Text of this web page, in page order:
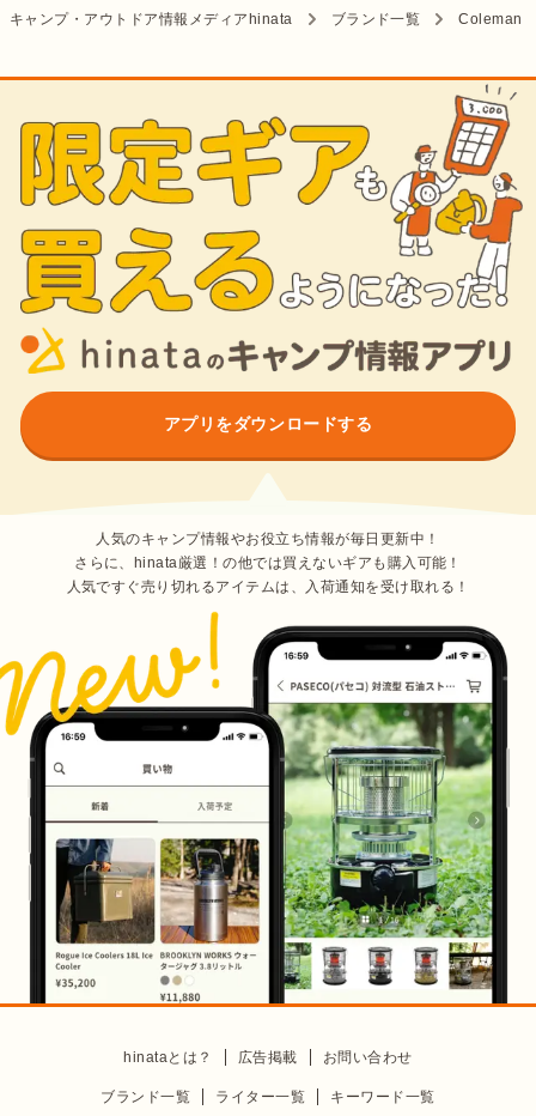
キャンプ・アウトドア情報メディアhinata ブランド一覧 Coleman
アプリをダウンロードする
人気のキャンプ情報やお役立ち情報が毎日更新中！
さらに、hinata厳選！の他では買えないギアも購入可能！
人気ですぐ売り切れるアイテムは、入荷通知を受け取れる！
hinataとは？ 広告掲載 お問い合わせ
ブランド一覧 ライター一覧 キーワード一覧